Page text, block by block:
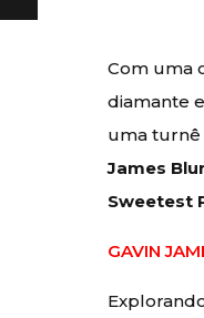
Com uma
diamante
uma turnê
James
Sweetest
GAVIN